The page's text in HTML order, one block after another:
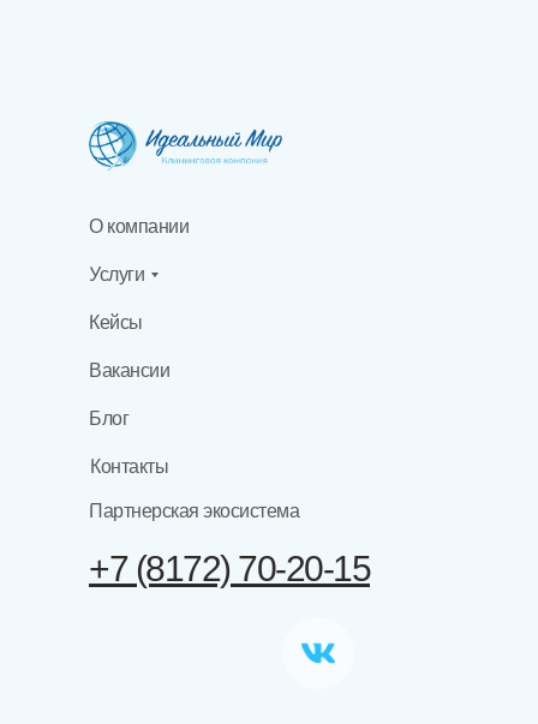
Услуги
О компании
Кейсы
Вакансии
+7 (8172) 70-20-15
Блог
Контакты
Партнерская экосистема